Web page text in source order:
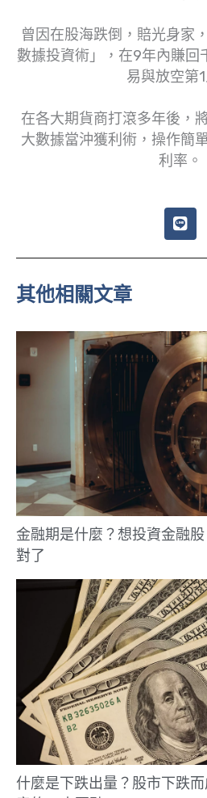
曾因在股海跌倒，賠光身家
數據投資術」，在9年內賺回
易與放空第1
在各大期貨商打滾多年後，
大數據當沖獲利術，操作簡
利率。
L
i
e
其他相關文章
金融期是什麼？想投資金融
對了
什麼是下跌出量？股市下跌